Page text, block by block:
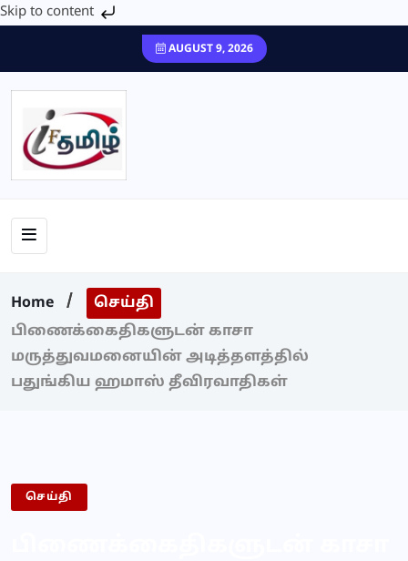
Skip to content
AUGUST 9, 2026
Home
செய்தி
பிணைக்கைதிகளுடன் காசா
மருத்துவமனையின் அடித்தளத்தில்
பதுங்கிய ஹமாஸ் தீவிரவாதிகள்
செய்தி